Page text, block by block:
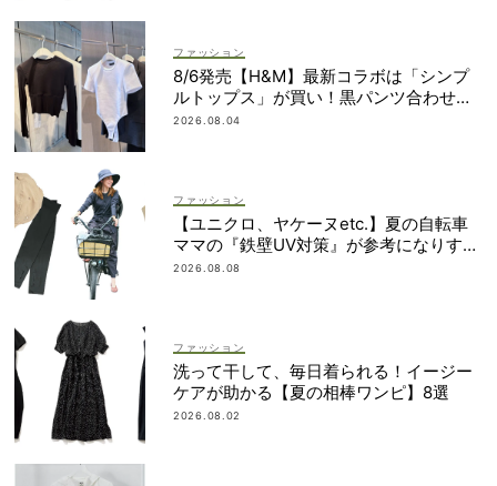
ファッション
8/6発売【H&M】最新コラボは「シンプ
ルトップス」が買い！黒パンツ合わせも
即サマ見え
2026.08.04
ファッション
【ユニクロ、ヤケーヌetc.】夏の自転車
ママの『鉄壁UV対策』が参考になりすぎ
る！
2026.08.08
ファッション
洗って干して、毎日着られる！イージー
ケアが助かる【夏の相棒ワンピ】8選
2026.08.02